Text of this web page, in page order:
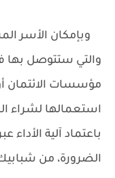
وبإمكان الأسر
والتي ستتوصل بها
مؤسسات الائتمان
استعمالها لشراء
باعتماد آلية الأداء
الضرورة، من